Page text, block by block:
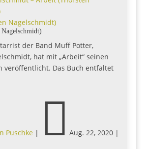
Nagelschmidt)
der Band Muff Potter,
hat mit „Arbeit“ seinen
veröffentlicht. Das Buch entfaltet
Puschke|  Aug. 22, 2020|